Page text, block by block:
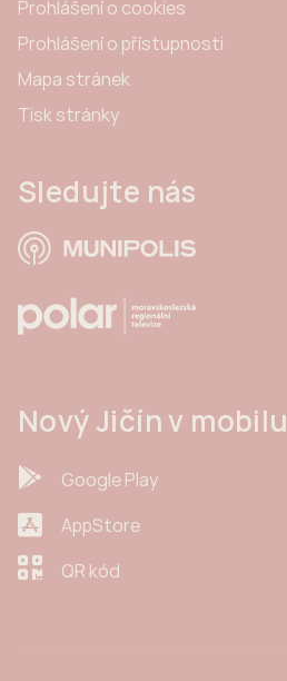
Prohlášení o cookies
Prohlášení o přístupnosti
Mapa stránek
Tisk stránky
Sledujte nás
Nový Jičín v mobilu
Google Play
AppStore
QR kód